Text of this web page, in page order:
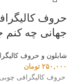
جهانی چه کنم
شابلون و حروف
۲۵۰,۰۰۰ تومان
حروف کالیگرافی چوبی 2 سری (تو مرا جان و جهانی چه کنم جان و جهان را)